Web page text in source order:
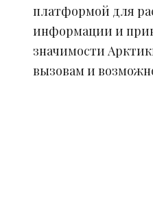
платформой для
информации и
значимости
вызовам и